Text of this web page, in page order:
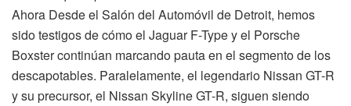
Ahora Desde el Salón del Automóvil de Detroit, hemos
sido testigos de cómo el Jaguar F-Type y el Porsche
Boxster continúan marcando pauta en el segmento de los
descapotables. Paralelamente, el legendario Nissan GT-R
y su precursor, el Nissan Skyline GT-R, siguen siendo